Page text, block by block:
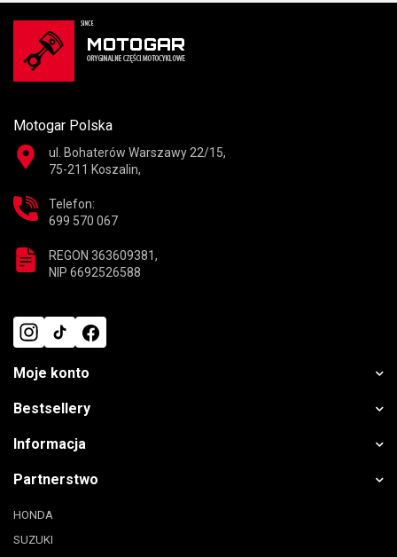
Motogar Polska
ul. Bohaterów Warszawy 22/15,
75-211 Koszalin,
Telefon:
699 570 067
REGON 363609381,
NIP 6692526588
Moje konto
Bestsellery
Informacja
Partnerstwo
HONDA
SUZUKI